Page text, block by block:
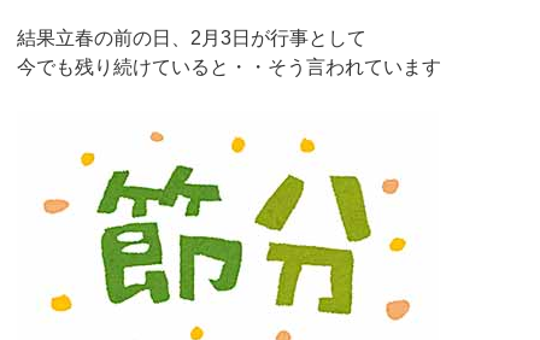
結果立春の前の日、2月3日が行事として
今でも残り続けていると・・そう言われています